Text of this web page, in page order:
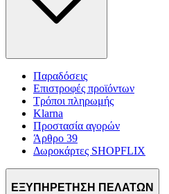
Παραδόσεις
Επιστροφές προϊόντων
Τρόποι πληρωμής
Klarna
Προστασία αγορών
Άρθρο 39
Δωροκάρτες SHOPFLIX
ΕΞΥΠΗΡΕΤΗΣΗ ΠΕΛΑΤΩΝ